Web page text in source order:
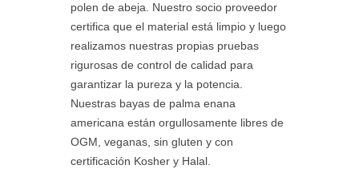
polen de abeja. Nuestro socio proveedor
certifica que el material está limpio y luego
realizamos nuestras propias pruebas
rigurosas de control de calidad para
garantizar la pureza y la potencia.
Nuestras bayas de palma enana
americana están orgullosamente libres de
OGM, veganas, sin gluten y con
certificación Kosher y Halal.